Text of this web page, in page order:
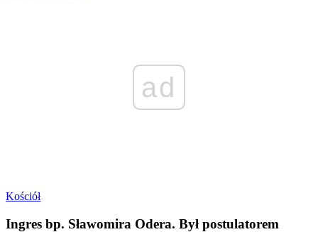
ad
Kościół
Ingres bp. Sławomira Odera. Był postulatorem